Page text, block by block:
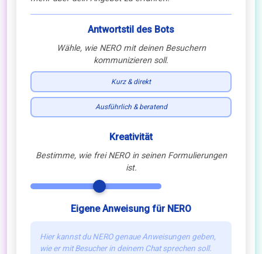
Antwortstil des Bots
Wähle, wie NERO mit deinen Besuchern
kommunizieren soll.
Kurz & direkt
Ausführlich & beratend
Kreativität
Bestimme, wie frei NERO in seinen Formulierungen
ist.
Eigene Anweisung für NERO
Hier kannst du NERO genaue Anweisungen geben,
wie er mit Besucher in deinem Chat sprechen soll.